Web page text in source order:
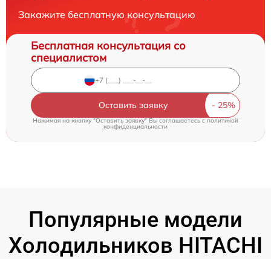
Закажите бесплатную консультацию
Бесплатная консультация со
специалистом
Оставить заявку
Нажимая на кнопку "Оставить заявку" Вы соглашаетесь cполитикой
конфиденциальности
Популярные модели
Холодильников HITACHI